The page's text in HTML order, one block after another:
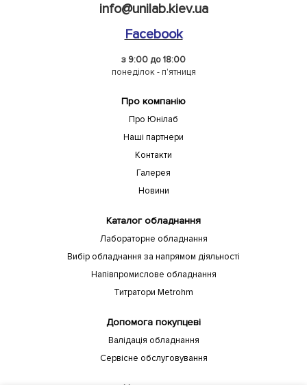
info@unilab.kiev.ua
Facebook
з 9:00 до 18:00
понеділок - п'ятниця
Про компанію
Про Юнілаб
Наші партнери
Контакти
Галерея
Новини
Каталог обладнання
Лабораторне обладнання
Вибір обладнання за напрямом діяльності
Напівпромислове обладнання
Титратори Metrohm
Допомога покупцеві
Валідація обладнання
Сервісне обслуговування